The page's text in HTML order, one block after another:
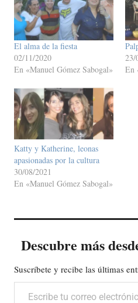
El alma de la fiesta
02/11/2020
En «Manuel Gómez Sabogal»
23/
En
Katty y Katherine, leonas
apasionadas por la cultura
30/08/2021
En «Manuel Gómez Sabogal»
Descubre más
Suscríbete y recibe las últimas
Escribe tu correo electrónico…